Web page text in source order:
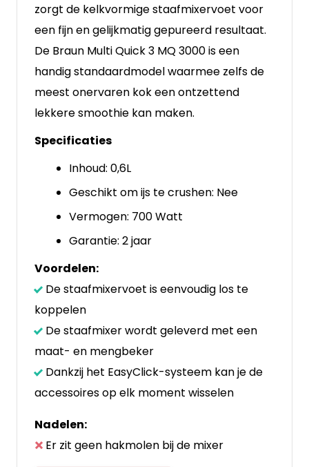
zorgt de kelkvormige staafmixervoet voor
een fijn en gelijkmatig gepureerd resultaat.
De Braun Multi Quick 3 MQ 3000 is een
handig standaardmodel waarmee zelfs de
meest onervaren kok een ontzettend
lekkere smoothie kan maken.
Specificaties
Inhoud: 0,6L
Geschikt om ijs te crushen: Nee
Vermogen: 700 Watt
Garantie: 2 jaar
Voordelen:
De staafmixervoet is eenvoudig los te
koppelen
De staafmixer wordt geleverd met een
maat- en mengbeker
Dankzij het EasyClick-systeem kan je de
accessoires op elk moment wisselen
Nadelen:
Er zit geen hakmolen bij de mixer